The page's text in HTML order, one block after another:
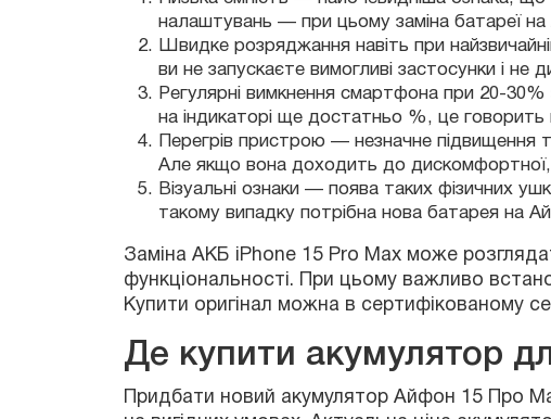
налаштувань — при цьому заміна батареї
Швидке розряджання навіть при
ви не запускаєте вимогливі застосунки і не
Регулярні вимкнення смартфона при 20-
на індикаторі ще достатньо %, це
Перегрів пристрою — незначне
Але якщо вона доходить до дискомфортної,
Візуальні ознаки — поява таких фізичних
такому випадку потрібна нова батарея на
Заміна АКБ iPhone 15 Pro Max може
функціональності. При цьому важливо
Купити оригінал можна в сертифікованому
Де купити акумулятор
Придбати новий акумулятор Айфон 15 Про Макс
оформити заявку онлайн. Крім того, ми також
акумулятора. Ви можете особисто принести